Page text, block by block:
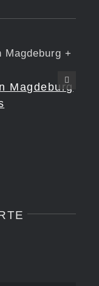
Magdeburg